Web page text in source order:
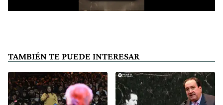
TAMBIÉN TE PUEDE INTERESAR